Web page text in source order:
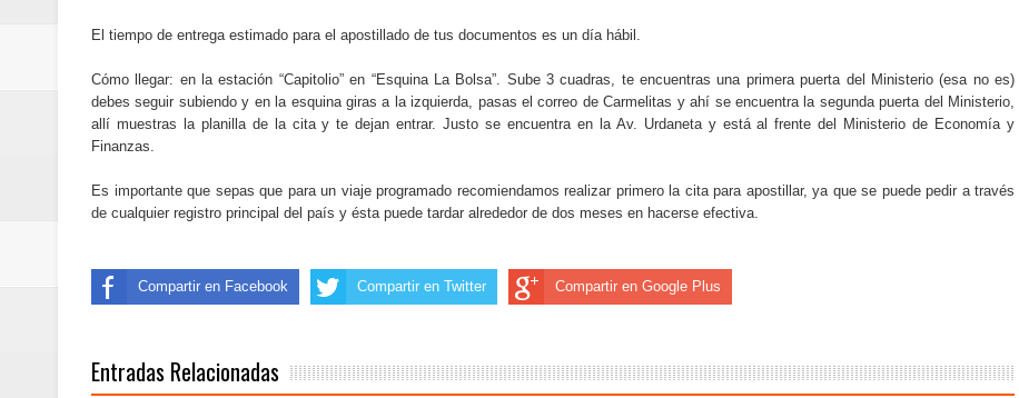
El tiempo de entrega estimado para el apostillado de tus documentos es un día hábil.
Cómo llegar: en la estación “Capitolio” en “Esquina La Bolsa”. Sube 3 cuadras, te encuentras una primera puerta del Ministerio (esa no es)
debes seguir subiendo y en la esquina giras a la izquierda, pasas el correo de Carmelitas y ahí se encuentra la segunda puerta del Ministerio,
allí muestras la planilla de la cita y te dejan entrar. Justo se encuentra en la Av. Urdaneta y está al frente del Ministerio de Economía y
Finanzas.
Es importante que sepas que para un viaje programado recomiendamos realizar primero la cita para apostillar, ya que se puede pedir a través
de cualquier registro principal del país y ésta puede tardar alrededor de dos meses en hacerse efectiva.
Compartir en Facebook Compartir en Twitter Compartir en Google Plus
Entradas Relacionadas